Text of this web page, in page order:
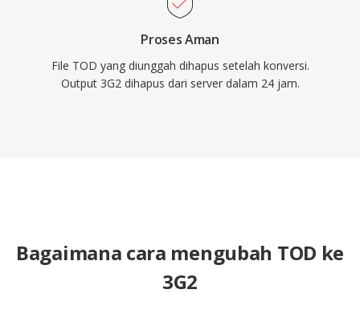
Proses Aman
File TOD yang diunggah dihapus setelah konversi.
Output 3G2 dihapus dari server dalam 24 jam.
Bagaimana cara mengubah TOD ke
3G2